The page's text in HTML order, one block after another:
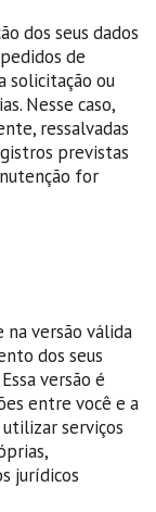
dos seus dados
de
solicitação ou
Nesse caso,
ressalvadas
previstas
for
na versão válida
dos seus
versão é
entre você e a
utilizar serviços
jurídicos